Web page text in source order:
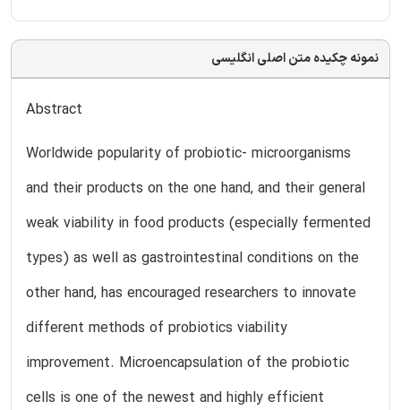
نمونه چکیده متن اصلی انگلیسی
Abstract
Worldwide popularity of probiotic- microorganisms
and their products on the one hand, and their general
weak viability in food products (especially fermented
types) as well as gastrointestinal conditions on the
other hand, has encouraged researchers to innovate
different methods of probiotics viability
improvement. Microencapsulation of the probiotic
cells is one of the newest and highly efficient